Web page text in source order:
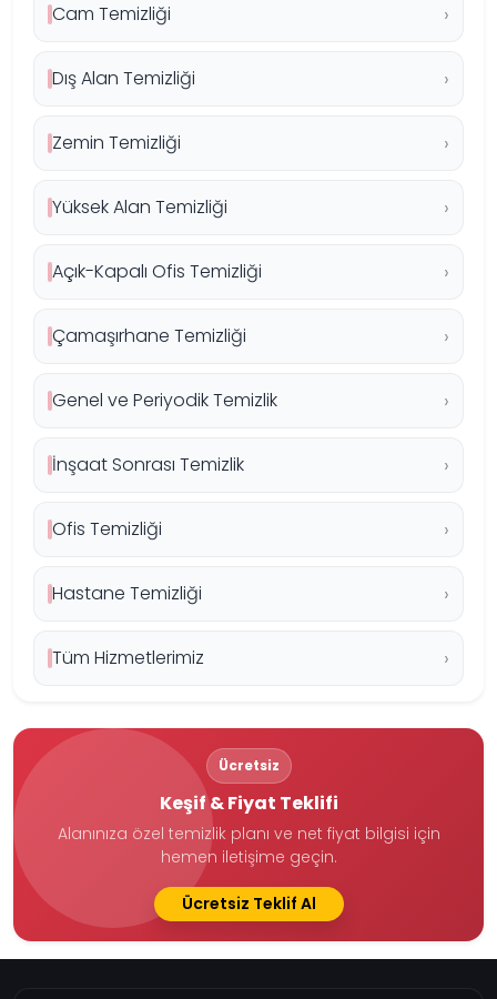
Cam Temizliği
Dış Alan Temizliği
Zemin Temizliği
Yüksek Alan Temizliği
Açık-Kapalı Ofis Temizliği
Çamaşırhane Temizliği
Genel ve Periyodik Temizlik
İnşaat Sonrası Temizlik
Ofis Temizliği
Hastane Temizliği
Tüm Hizmetlerimiz
Ücretsiz
Keşif & Fiyat Teklifi
Alanınıza özel temizlik planı ve net fiyat bilgisi için
hemen iletişime geçin.
Ücretsiz Teklif Al